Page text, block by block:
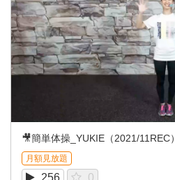
🎥簡単体操_YUKIE（2021/11REC）
月額見放題
256 0